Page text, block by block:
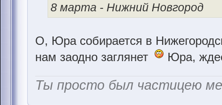
8 марта - Нижний Новгород
О, Юра собирается в
нам заодно заглянет
Юра,
Ты просто был частицею